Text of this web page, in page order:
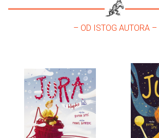
– OD ISTOG AUTORA –